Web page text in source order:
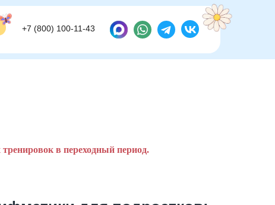
+7 (800) 100-11-43
+7 (800) 100-11-43
в переходный период.